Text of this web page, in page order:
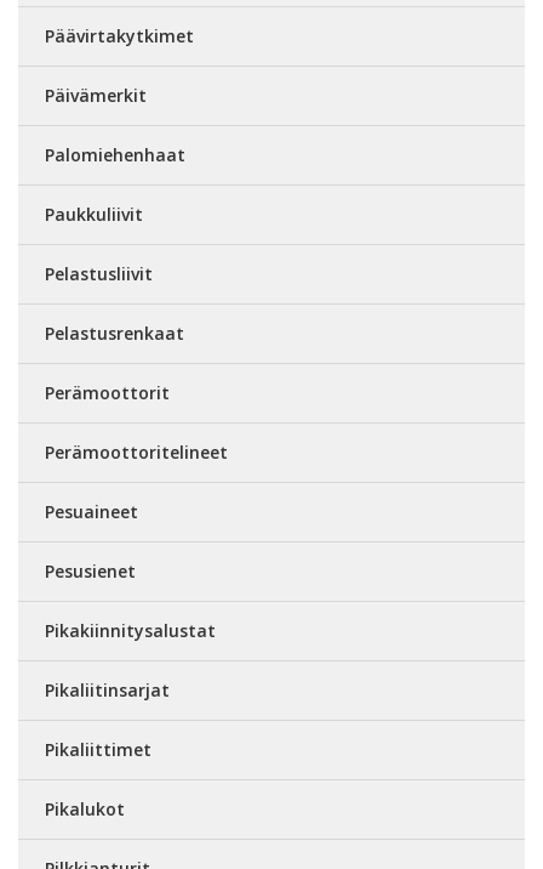
Päävirtakytkimet
Päivämerkit
Palomiehenhaat
Paukkuliivit
Pelastusliivit
Pelastusrenkaat
Perämoottorit
Perämoottoritelineet
Pesuaineet
Pesusienet
Pikakiinnitysalustat
Pikaliitinsarjat
Pikaliittimet
Pikalukot